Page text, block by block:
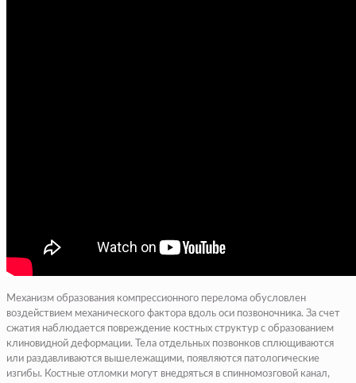
Механизм образования компрессионного перелома обусловлен
воздействием механического фактора вдоль оси позвоночника. За счет
сжатия наблюдается повреждение костных структур с образованием
клиновидной деформации. Тела отдельных позвонков сплющиваются
или раздавливаются вышележащими, появляются патологические
изгибы. Костные отломки могут внедряться в спинномозговой канал,